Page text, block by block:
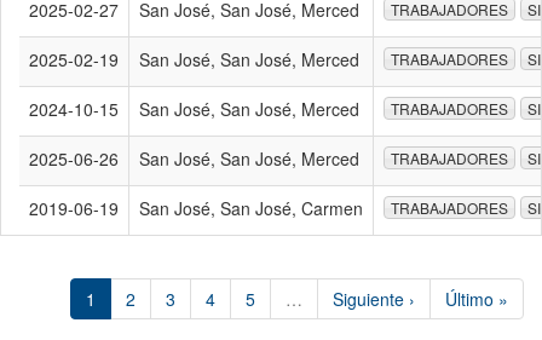
2025-02-27 San José, San José, Merced TRABAJADORES
2025-02-19 San José, San José, Merced TRABAJADORES
2024-10-15 San José, San José, Merced TRABAJADORES
2025-06-26 San José, San José, Merced TRABAJADORES
2019-06-19 San José, San José, Carmen TRABAJADORES
1 2 3 4 5 … Siguiente › Último »